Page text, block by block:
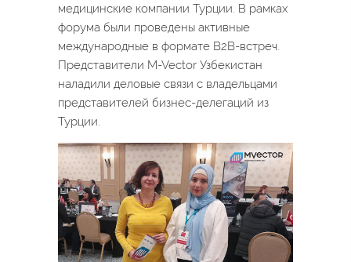
медицинские компании Турции. В рамках
форума были проведены активные
международные в формате B2B-встреч.
Представители M-Vector Узбекистан
наладили деловые связи с владельцами
представителей бизнес-делегаций из
Турции.